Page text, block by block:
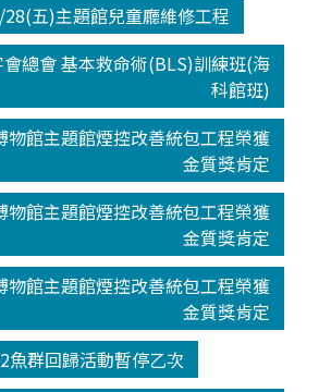
五)主題館兒童廳維修工程
總會 基本救命術(BLS)訓練班(海
科館班)
物館主題館煙控改善統包工程榮獲
金質獎肯定
物館主題館煙控改善統包工程榮獲
金質獎肯定
物館主題館煙控改善統包工程榮獲
金質獎肯定
魚群回歸活動暫停乙次